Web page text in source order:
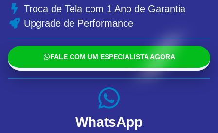
Troca de Tela com 1 Ano de Garantia
Upgrade de Performance
FALE COM UM ESPECIALISTA AGORA
WhatsApp